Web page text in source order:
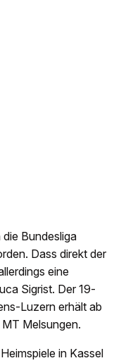
Bundesliga
Dass direkt der
eine
Sigrist. Der 19-
Luzern erhält ab
Melsungen.
in Kassel